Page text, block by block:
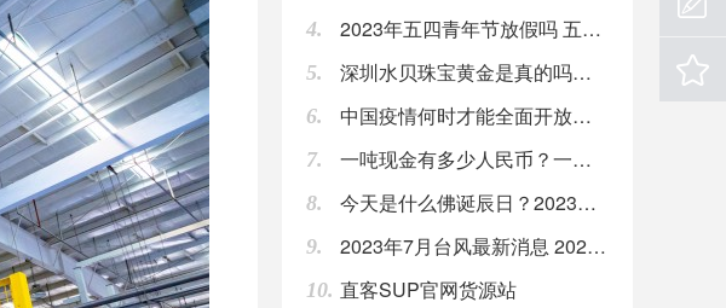
欧盟首席英国退欧事务谈判官Barnier：我们有义务控制外部边界的商品流动。
08:00
美银美林：若在美国制造，iPhone可能贵20%。
08:00
利比亚国家石油公司总裁Sanalla称，国家石油公司总部遇袭事件对石油生产没有影响。
08:00
4. 2023年五四青年节放假吗 五四青年节放假几天
5. 深圳水贝珠宝黄金是真的吗？深圳水贝黄金有假货吗？
6. 中国疫情何时才能全面开放？ 2024年疫情能结束吗
7. 一吨现金有多少人民币？一亿人民币几吨？
8. 今天是什么佛诞辰日？2023年6月2日佛教节日时间
9. 2023年7月台风最新消息 2023年7月台风时间表
10. 直客SUP官网货源站